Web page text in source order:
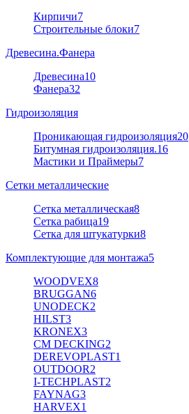
Кирпичи7
Строительные блоки7
Древесина.Фанера
Древесина10
Фанера32
Гидроизоляция
Проникающая гидроизоляция20
Битумная гидроизоляция.16
Мастики и Праймеры7
Сетки металлические
Сетка металлическая8
Сетка рабица19
Сетка для штукатурки8
Комплектующие для монтажа5
WOODVEX8
BRUGGAN6
UNODECK2
HILST3
KRONEX3
CM DECKING2
DEREVOPLAST1
OUTDOOR2
I-TECHPLAST2
FAYNAG3
HARVEX1